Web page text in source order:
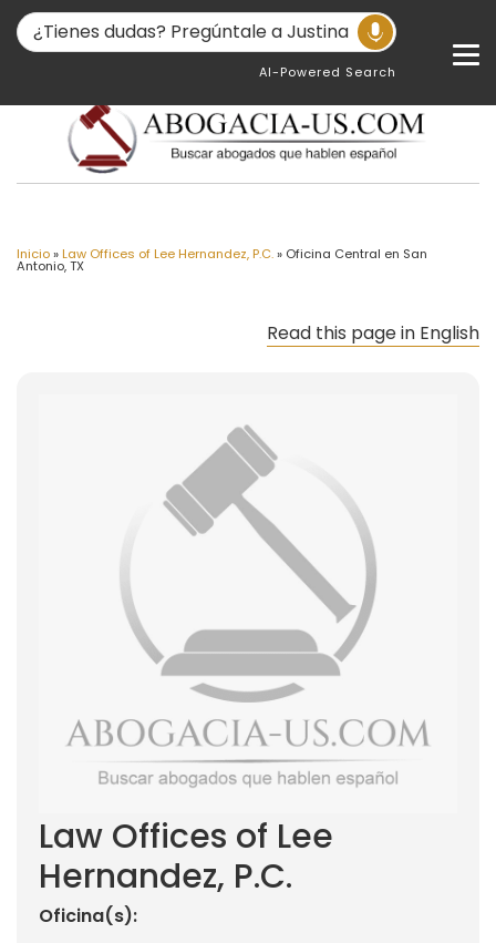
AI-Powered Search
Inicio»Law Offices of Lee Hernandez, P.C.» Oficina Central en San
Antonio, TX
Read this page in English
Law Offices of Lee
Hernandez, P.C.
Oficina(s):